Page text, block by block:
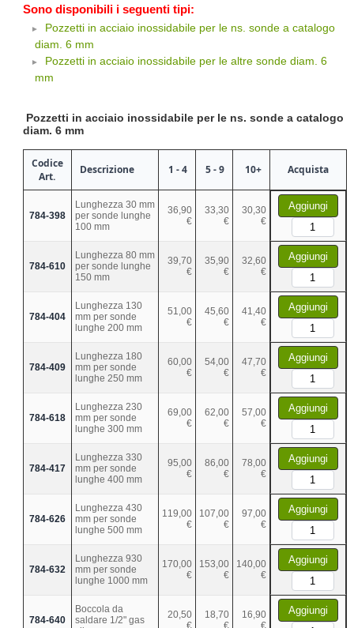
Sono disponibili i seguenti tipi:
Pozzetti in acciaio inossidabile per le ns. sonde a catalogo
diam. 6 mm
Pozzetti in acciaio inossidabile per le altre sonde diam. 6
mm
Pozzetti in acciaio inossidabile per le ns. sonde a catalogo
diam. 6 mm
Codice
Art.
Descrizione 1 - 4 5 - 9 10+ Acquista
784-398
Lunghezza 30 mm
per sonde lunghe
100 mm
36,90
€
33,30
€
30,30
€
Aggiungi
784-610
Lunghezza 80 mm
per sonde lunghe
150 mm
39,70
€
35,90
€
32,60
€
Aggiungi
784-404
Lunghezza 130
mm per sonde
lunghe 200 mm
51,00
€
45,60
€
41,40
€
Aggiungi
784-409
Lunghezza 180
mm per sonde
lunghe 250 mm
60,00
€
54,00
€
47,70
€
Aggiungi
784-618
Lunghezza 230
mm per sonde
lunghe 300 mm
69,00
€
62,00
€
57,00
€
Aggiungi
784-417
Lunghezza 330
mm per sonde
lunghe 400 mm
95,00
€
86,00
€
78,00
€
Aggiungi
784-626
Lunghezza 430
mm per sonde
lunghe 500 mm
119,00
€
107,00
€
97,00
€
Aggiungi
784-632
Lunghezza 930
mm per sonde
lunghe 1000 mm
170,00
€
153,00
€
140,00
€
Aggiungi
784-640
Boccola da
saldare 1/2" gas
20,50
18,70
16,90
Aggiungi